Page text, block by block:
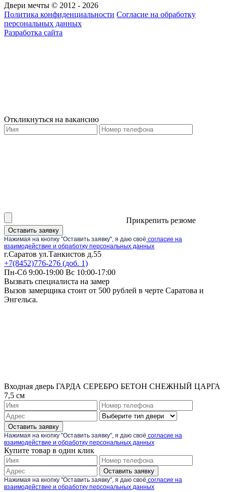
Двери мечты © 2012 - 2026
Политика конфиденциальности Согласие на обработку
персональных данных
Разработка сайта
Откликнуться на вакансию
Прикрепить резюме
Оставить заявку
Нажимая на кнопку "Оставить заявку", я даю своё согласие на
взаимодействие и обработку персональных данных
г.Саратов ул.Танкистов д.55
+7(8452)776-276 (доб. 1)
Пн-Сб 9:00-19:00 Вс 10:00-17:00
Вызвать специалиста на замер
Вызов замерщика стоит от 500 рублей в черте Саратова и
Энгельса.
Входная дверь ГАРДА СЕРЕБРО БЕТОН СНЕЖНЫЙ ЦАРГА
7,5 см
Оставить заявку
Нажимая на кнопку "Оставить заявку", я даю своё согласие на
взаимодействие и обработку персональных данных
Купите товар в один клик
Оставить заявку
Нажимая на кнопку "Оставить заявку", я даю своё согласие на
взаимодействие и обработку персональных данных